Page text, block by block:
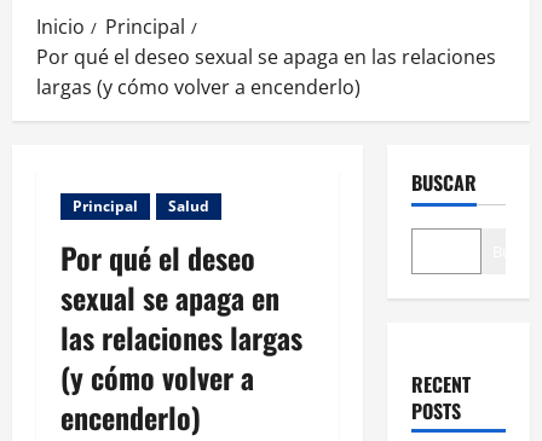
Inicio
Principal
Por qué el deseo sexual se apaga en las relaciones
largas (y cómo volver a encenderlo)
Principal Salud
Por qué el deseo
sexual se apaga en
las relaciones largas
(y cómo volver a
encenderlo)
BUSCAR
RECENT
POSTS